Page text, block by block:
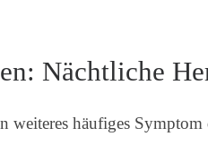
Nächtliche
weiteres häufiges Symptom